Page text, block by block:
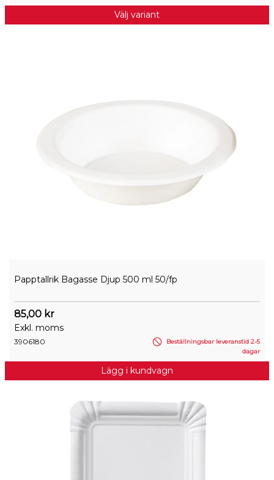
Välj variant
Papptallrik Bagasse Djup 500 ml 50/fp
85,00 kr
Exkl. moms
3906180
Beställningsbar leveranstid 2-5
dagar
Lägg i kundvagn